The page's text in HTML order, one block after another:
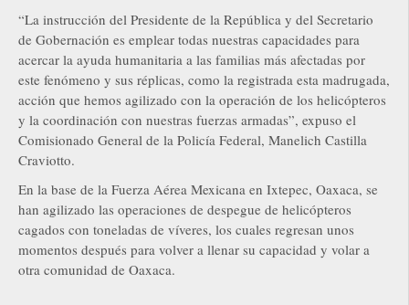
“La instrucción del Presidente de la República y del Secretario
de Gobernación es emplear todas nuestras capacidades para
acercar la ayuda humanitaria a las familias más afectadas por
este fenómeno y sus réplicas, como la registrada esta madrugada,
acción que hemos agilizado con la operación de los helicópteros
y la coordinación con nuestras fuerzas armadas”, expuso el
Comisionado General de la Policía Federal, Manelich Castilla
Craviotto.
En la base de la Fuerza Aérea Mexicana en Ixtepec, Oaxaca, se
han agilizado las operaciones de despegue de helicópteros
cagados con toneladas de víveres, los cuales regresan unos
momentos después para volver a llenar su capacidad y volar a
otra comunidad de Oaxaca.